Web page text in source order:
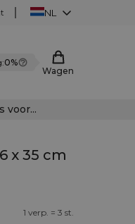
NL
0%
Wagen
voor...
x 35 cm
1 verp. = 3 st.